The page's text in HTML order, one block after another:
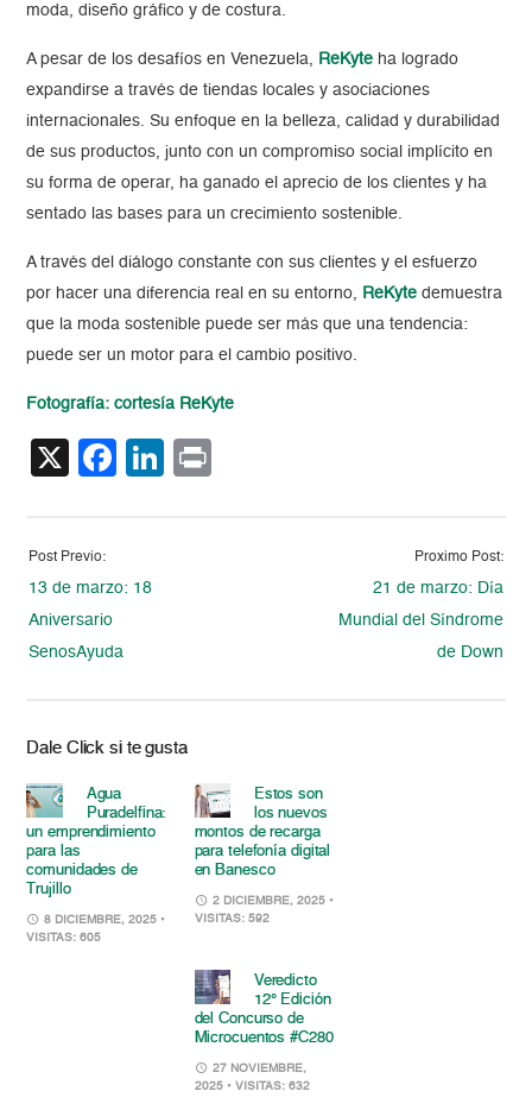
moda, diseño gráfico y de costura.
A pesar de los desafíos en Venezuela, ReKyte ha logrado
expandirse a través de tiendas locales y asociaciones
internacionales. Su enfoque en la belleza, calidad y durabilidad
de sus productos, junto con un compromiso social implícito en
su forma de operar, ha ganado el aprecio de los clientes y ha
sentado las bases para un crecimiento sostenible.
A través del diálogo constante con sus clientes y el esfuerzo
por hacer una diferencia real en su entorno, ReKyte demuestra
que la moda sostenible puede ser más que una tendencia:
puede ser un motor para el cambio positivo.
Fotografía: cortesía ReKyte
X Facebook
LinkedIn
Post Previo:
13 de marzo: 18
Aniversario
SenosAyuda
Proximo Post:
21 de marzo: Día
Mundial del Síndrome
de Down
Dale Click si te gusta
Agua
Puradelfina:
un emprendimiento
para las
comunidades de
Trujillo
8 DICIEMBRE, 2025 •
VISITAS: 605
Estos son
los nuevos
montos de recarga
para telefonía digital
en Banesco
2 DICIEMBRE, 2025 •
VISITAS: 592
Veredicto
12° Edición
del Concurso de
Microcuentos #C280
27 NOVIEMBRE,
2025 • VISITAS: 632